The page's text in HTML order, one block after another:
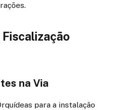
Fiscalização
na Via
para a instalação